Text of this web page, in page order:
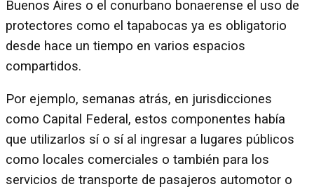
Buenos Aires o el conurbano bonaerense el uso de
protectores como el tapabocas ya es obligatorio
desde hace un tiempo en varios espacios
compartidos.
Por ejemplo, semanas atrás, en jurisdicciones
como Capital Federal, estos componentes había
que utilizarlos sí o sí al ingresar a lugares públicos
como locales comerciales o también para los
servicios de transporte de pasajeros automotor o